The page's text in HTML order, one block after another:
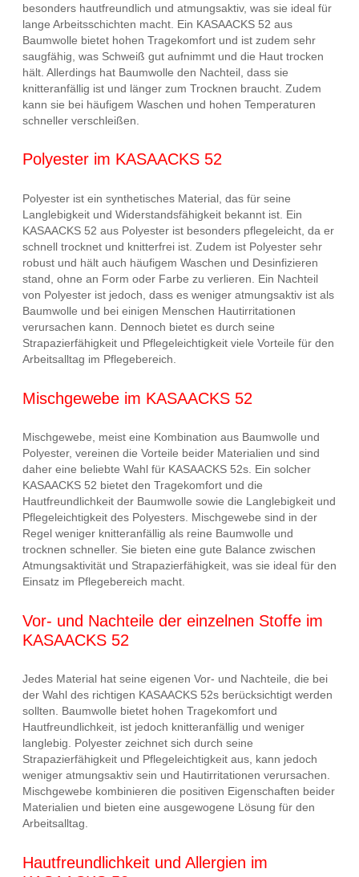
besonders hautfreundlich und atmungsaktiv, was sie ideal für
lange Arbeitsschichten macht. Ein KASAACKS 52 aus
Baumwolle bietet hohen Tragekomfort und ist zudem sehr
saugfähig, was Schweiß gut aufnimmt und die Haut trocken
hält. Allerdings hat Baumwolle den Nachteil, dass sie
knitteranfällig ist und länger zum Trocknen braucht. Zudem
kann sie bei häufigem Waschen und hohen Temperaturen
schneller verschleißen.
Polyester im KASAACKS 52
Polyester ist ein synthetisches Material, das für seine
Langlebigkeit und Widerstandsfähigkeit bekannt ist. Ein
KASAACKS 52 aus Polyester ist besonders pflegeleicht, da er
schnell trocknet und knitterfrei ist. Zudem ist Polyester sehr
robust und hält auch häufigem Waschen und Desinfizieren
stand, ohne an Form oder Farbe zu verlieren. Ein Nachteil
von Polyester ist jedoch, dass es weniger atmungsaktiv ist als
Baumwolle und bei einigen Menschen Hautirritationen
verursachen kann. Dennoch bietet es durch seine
Strapazierfähigkeit und Pflegeleichtigkeit viele Vorteile für den
Arbeitsalltag im Pflegebereich.
Mischgewebe im KASAACKS 52
Mischgewebe, meist eine Kombination aus Baumwolle und
Polyester, vereinen die Vorteile beider Materialien und sind
daher eine beliebte Wahl für KASAACKS 52s. Ein solcher
KASAACKS 52 bietet den Tragekomfort und die
Hautfreundlichkeit der Baumwolle sowie die Langlebigkeit und
Pflegeleichtigkeit des Polyesters. Mischgewebe sind in der
Regel weniger knitteranfällig als reine Baumwolle und
trocknen schneller. Sie bieten eine gute Balance zwischen
Atmungsaktivität und Strapazierfähigkeit, was sie ideal für den
Einsatz im Pflegebereich macht.
Vor- und Nachteile der einzelnen Stoffe im
KASAACKS 52
Jedes Material hat seine eigenen Vor- und Nachteile, die bei
der Wahl des richtigen KASAACKS 52s berücksichtigt werden
sollten. Baumwolle bietet hohen Tragekomfort und
Hautfreundlichkeit, ist jedoch knitteranfällig und weniger
langlebig. Polyester zeichnet sich durch seine
Strapazierfähigkeit und Pflegeleichtigkeit aus, kann jedoch
weniger atmungsaktiv sein und Hautirritationen verursachen.
Mischgewebe kombinieren die positiven Eigenschaften beider
Materialien und bieten eine ausgewogene Lösung für den
Arbeitsalltag.
Hautfreundlichkeit und Allergien im